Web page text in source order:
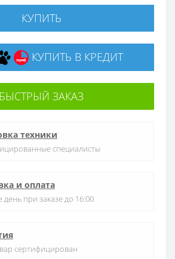
КУПИТЬ
КУПИТЬ В КРЕДИТ
БЫСТРЫЙ ЗАКАЗ
техники
специалисты
и оплата
день при заказе до 16:00
сертифицирован